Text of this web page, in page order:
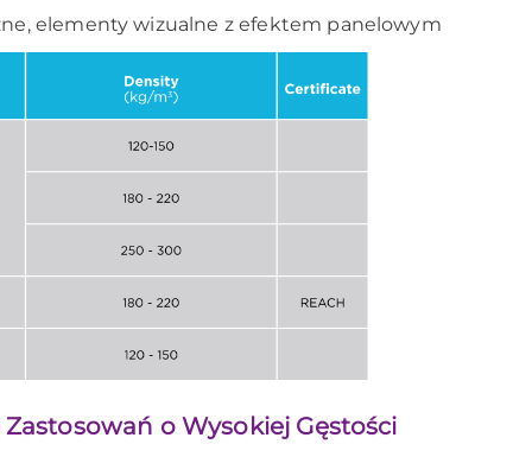
elementy wizualne z efektem panelowym
o Wysokiej Gęstości